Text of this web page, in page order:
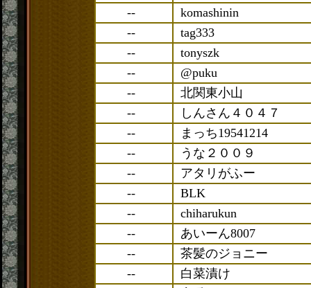
--
komashinin
--
tag333
--
tonyszk
--
@puku
--
北関東小山
--
しんさん４０４７
--
まっち19541214
--
うな２００９
--
アタリがふー
--
BLK
--
chiharukun
--
あいーん8007
--
茶髪のジョニー
--
白菜漬け